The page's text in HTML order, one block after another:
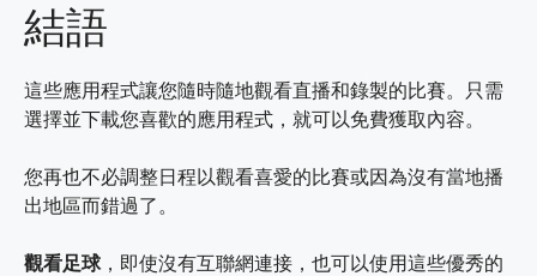
結語
這些應用程式讓您隨時隨地觀看直播和錄製的比賽。只需
選擇並下載您喜歡的應用程式，就可以免費獲取內容。
您再也不必調整日程以觀看喜愛的比賽或因為沒有當地播
出地區而錯過了。
觀看足球，即使沒有互聯網連接，也可以使用這些優秀的